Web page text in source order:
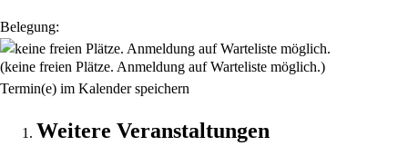
Belegung:
(keine freien Plätze. Anmeldung auf Warteliste möglich.)
Termin(e) im Kalender speichern
Weitere Veranstaltungen